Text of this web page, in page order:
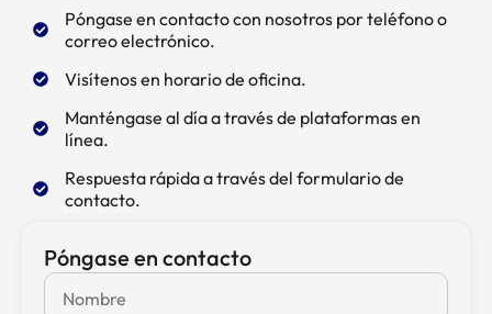
Póngase en contacto con nosotros por teléfono o
correo electrónico.
Visítenos en horario de oficina.
Manténgase al día a través de plataformas en
línea.
Respuesta rápida a través del formulario de
contacto.
Póngase en contacto